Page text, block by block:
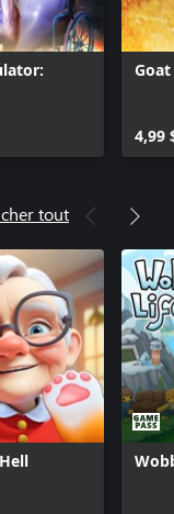
4,99
tout